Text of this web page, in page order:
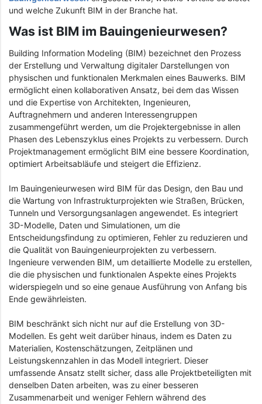
und welche Zukunft BIM in der Branche hat.
Was ist BIM im Bauingenieurwesen?
Building Information Modeling (BIM) bezeichnet den Prozess
der Erstellung und Verwaltung digitaler Darstellungen von
physischen und funktionalen Merkmalen eines Bauwerks. BIM
ermöglicht einen kollaborativen Ansatz, bei dem das Wissen
und die Expertise von Architekten, Ingenieuren,
Auftragnehmern und anderen Interessengruppen
zusammengeführt werden, um die Projektergebnisse in allen
Phasen des Lebenszyklus eines Projekts zu verbessern. Durch
Projektmanagement ermöglicht BIM eine bessere Koordination,
optimiert Arbeitsabläufe und steigert die Effizienz.
Im Bauingenieurwesen wird BIM für das Design, den Bau und
die Wartung von Infrastrukturprojekten wie Straßen, Brücken,
Tunneln und Versorgungsanlagen angewendet. Es integriert
3D-Modelle, Daten und Simulationen, um die
Entscheidungsfindung zu optimieren, Fehler zu reduzieren und
die Qualität von Bauingenieurprojekten zu verbessern.
Ingenieure verwenden BIM, um detaillierte Modelle zu erstellen,
die die physischen und funktionalen Aspekte eines Projekts
widerspiegeln und so eine genaue Ausführung von Anfang bis
Ende gewährleisten.
BIM beschränkt sich nicht nur auf die Erstellung von 3D-
Modellen. Es geht weit darüber hinaus, indem es Daten zu
Materialien, Kostenschätzungen, Zeitplänen und
Leistungskennzahlen in das Modell integriert. Dieser
umfassende Ansatz stellt sicher, dass alle Projektbeteiligten mit
denselben Daten arbeiten, was zu einer besseren
Zusammenarbeit und weniger Fehlern während des